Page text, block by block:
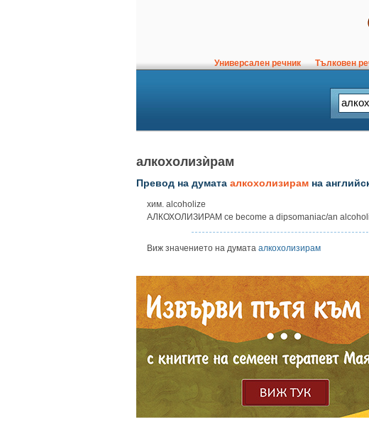
Универсален речник Тълковен
алкохолизѝрам
Превод на думата алкохолизирам на
хим. alcoholize
АЛКОХОЛИЗИРАМ ce become a dipsomaniac/an
Виж значението на думата алкохолизирам